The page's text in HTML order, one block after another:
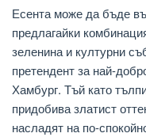
Есента може да бъде
предлагайки
зеленина и културни
претендент за най-
Хамбург. Тъй като
придобива златист
насладят на по-